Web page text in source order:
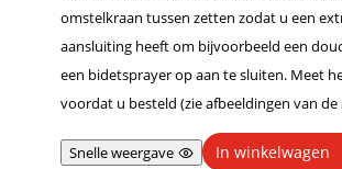
omstelkraan tussen zetten zodat u een
aansluiting heeft om bijvoorbeeld een
een bidetsprayer op aan te sluiten. Meet
voordat u besteld (zie afbeeldingen van de
Snelle weergave In winkelwagen